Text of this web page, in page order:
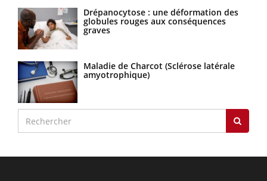
Drépanocytose : une déformation des
globules rouges aux conséquences
graves
Maladie de Charcot (Sclérose latérale
amyotrophique)